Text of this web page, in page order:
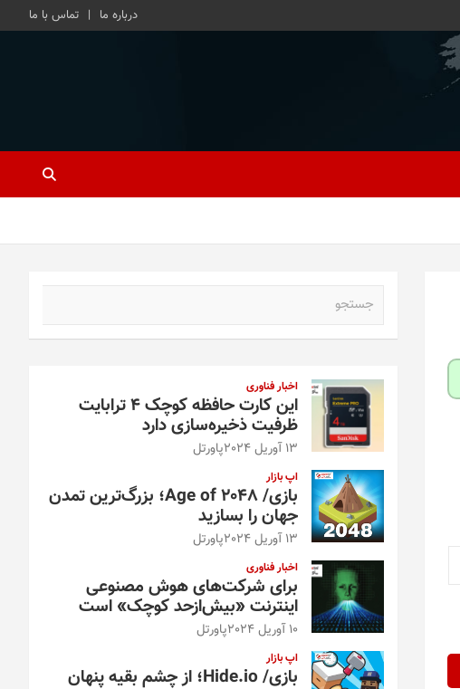
درباره ما تماس با ما
اخبار فناوری
این کارت حافظه کوچک ۴ ترابایت
ظرفیت ذخیره‌سازی دارد
13 آوریل 2024 پاورتل
اپ بازار
بازی/ Age of 2048؛ بزرگ‌ترین تمدن
جهان را بسازید
13 آوریل 2024 پاورتل
اخبار فناوری
برای شرکت‌های هوش مصنوعی
اینترنت «بیش‌از‌حد کوچک» است
10 آوریل 2024 پاورتل
اپ بازار
بازی/ Hide.io؛ از چشم بقیه پنهان